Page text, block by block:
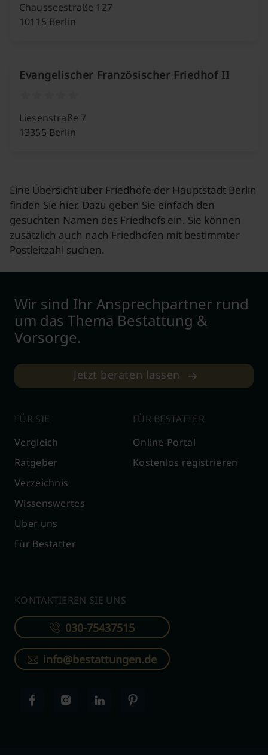
Chausseestraße 127
10115 Berlin
Evangelischer Französischer Friedhof II
Liesenstraße 7
13355 Berlin
Eine Übersicht über Friedhöfe der Hauptstadt Berlin
finden Sie hier. Dazu geben Sie einfach den
gesuchten Namen des Friedhofs ein. Sie können
zusätzlich auch nach Friedhöfen mit bestimmter
Postleitzahl suchen.
Wir sind Ihr Ansprechpartner rund
um das Thema Bestattung &
Vorsorge.
Jetzt beraten lassen
FÜR SIE
Vergleich
Ratgeber
Verzeichnis
Wissenswertes
Über uns
Für Bestatter
FÜR BESTATTER
Online-Portal
Kostenlos registrieren
KONTAKTIEREN SIE UNS
030-75437515
info@bestattungen.de